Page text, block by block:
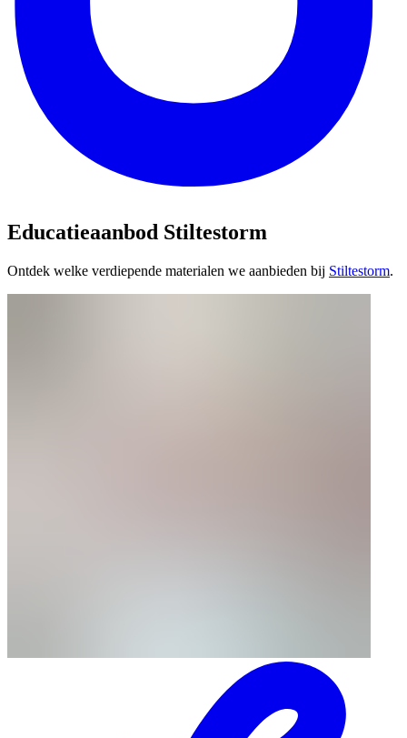
Educatieaanbod Stiltestorm
Ontdek welke verdiepende materialen we aanbieden bij Stiltestorm.